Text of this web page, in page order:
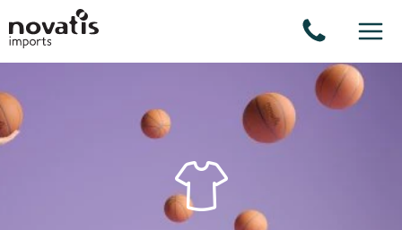
Panneau de gestion des cookies